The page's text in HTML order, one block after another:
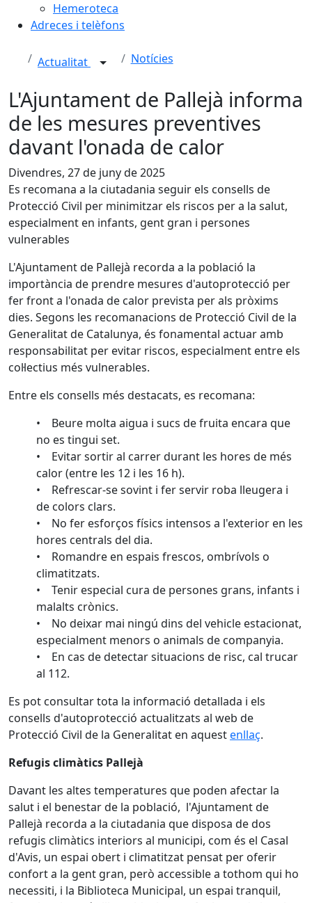
Hemeroteca
Adreces i telèfons
Actualitat Notícies
L'Ajuntament de Pallejà informa
de les mesures preventives
davant l'onada de calor
Divendres, 27 de juny de 2025
Es recomana a la ciutadania seguir els consells de
Protecció Civil per minimitzar els riscos per a la salut,
especialment en infants, gent gran i persones
vulnerables
L'Ajuntament de Pallejà recorda a la població la
importància de prendre mesures d'autoprotecció per
fer front a l'onada de calor prevista per als pròxims
dies. Segons les recomanacions de Protecció Civil de la
Generalitat de Catalunya, és fonamental actuar amb
responsabilitat per evitar riscos, especialment entre els
col·lectius més vulnerables.
Entre els consells més destacats, es recomana:
• Beure molta aigua i sucs de fruita encara que
no es tingui set.
• Evitar sortir al carrer durant les hores de més
calor (entre les 12 i les 16 h).
• Refrescar-se sovint i fer servir roba lleugera i
de colors clars.
• No fer esforços físics intensos a l'exterior en les
hores centrals del dia.
• Romandre en espais frescos, ombrívols o
climatitzats.
• Tenir especial cura de persones grans, infants i
malalts crònics.
• No deixar mai ningú dins del vehicle estacionat,
especialment menors o animals de companyia.
• En cas de detectar situacions de risc, cal trucar
al 112.
Es pot consultar tota la informació detallada i els
consells d'autoprotecció actualitzats al web de
Protecció Civil de la Generalitat en aquestenllaç.
Refugis climàtics Pallejà
Davant les altes temperatures que poden afectar la
salut i el benestar de la població, l'Ajuntament de
Pallejà recorda a la ciutadania que disposa de dos
refugis climàtics interiors al municipi, com és el Casal
d'Avis, un espai obert i climatitzat pensat per oferir
confort a la gent gran, però accessible a tothom qui ho
necessiti, i la Biblioteca Municipal, un espai tranquil,